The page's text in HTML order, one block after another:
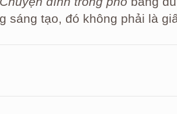
sáng tạo, đó không phải là